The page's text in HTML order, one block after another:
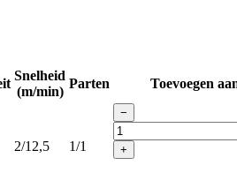
Snelheid
(m/min)
Parten Toevoegen
2/12,5 1/1
−
+